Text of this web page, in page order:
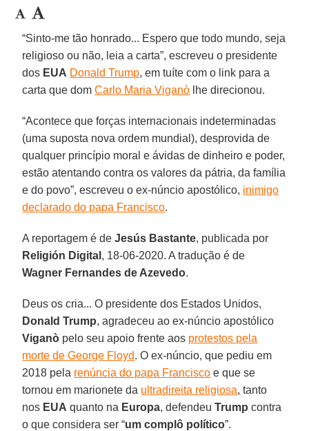
“Sinto-me tão honrado... Espero que todo mundo, seja
religioso ou não, leia a carta”, escreveu o presidente
dos EUA Donald Trump, em tuíte com o link para a
carta que domCarlo Maria Viganò lhe direcionou.
“Acontece que forças internacionais indeterminadas
(uma suposta nova ordem mundial), desprovida de
qualquer princípio moral e ávidas de dinheiro e poder,
estão atentando contra os valores da pátria, da família
e do povo”, escreveu o ex-núncio apostólico, inimigo
declarado do papa Francisco.
A reportagem é deJesús Bastante, publicada por
Religión Digital , 18-06-2020. A tradução é de
Wagner Fernandes de Azevedo.
Deus os cria... O presidente dos Estados Unidos,
Donald Trump, agradeceu ao ex-núncio apostólico
Viganò pelo seu apoio frente aos protestos pela
morte de George Floyd. O ex-núncio, que pediu em
2018 pela renúncia do papa Francisco e que se
tornou em marionete da ultradireita religiosa, tanto
nos EUA quanto na Europa, defendeuTrump contra
o que considera ser “um complô político”.